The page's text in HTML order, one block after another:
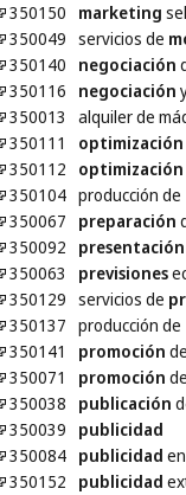
350150
marketing
350049 servicios de
350140
negociación
350116
negociación
350013
alquiler de
350111
optimización
350112
optimización
350104 producción de
350067
preparación
350092
presentación
350063
previsiones
350129 servicios de
350137 producción de
350141
promoción
350071
promoción
350038
publicación
350039
publicidad
350084 publicidad
350152
publicidad